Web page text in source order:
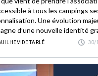
à tous les campings
Une évolution
d’une nouvelle identité
DE TARLÉ 30/